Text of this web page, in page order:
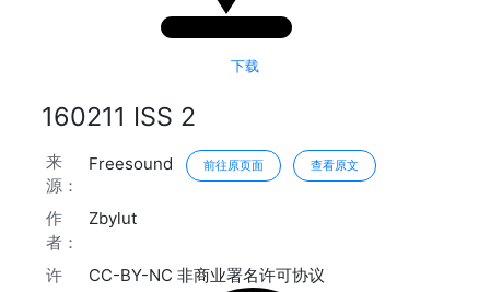
下载
160211 ISS 2
来
源：
Freesound 前往原页面 查看原文
作
者：
Zbylut
许
CC-BY-NC 非商业署名许可协议